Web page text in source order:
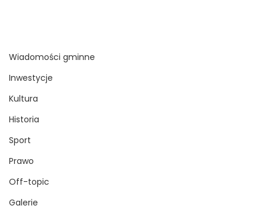
Wiadomości gminne
Inwestycje
Kultura
Historia
Sport
Prawo
Off-topic
Galerie